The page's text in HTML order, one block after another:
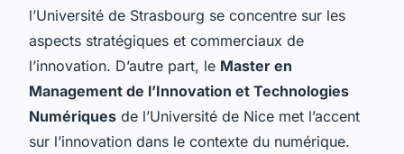
l’Université de Strasbourg se concentre sur les
aspects stratégiques et commerciaux de
l’innovation. D’autre part, le Master en
Management de l’Innovation et Technologies
Numériques de l’Université de Nice met l’accent
sur l’innovation dans le contexte du numérique.